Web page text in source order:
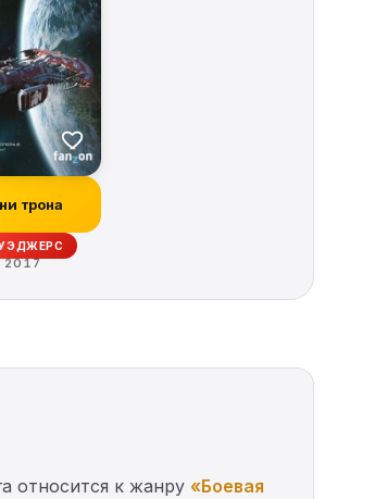
КИТ ДЕ КАНДИДО, РЭЙ ГАРТОН, КРИСТОФЕР
трона
УЭДЖЕРС
2017
относится к жанру «Боевая